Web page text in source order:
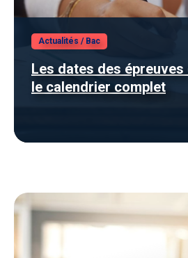
Actualités / Bac
Les dates des épreuves
le calendrier complet